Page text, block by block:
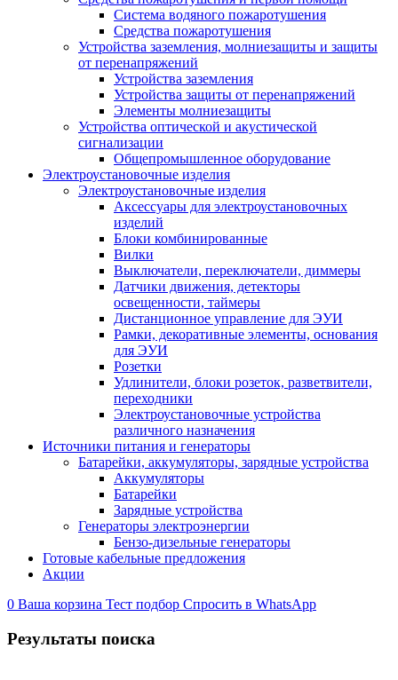
Система водяного пожаротушения
Средства пожаротушения
Устройства заземления, молниезащиты и защиты
от перенапряжений
Устройства заземления
Устройства защиты от перенапряжений
Элементы молниезащиты
Устройства оптической и акустической
сигнализации
Общепромышленное оборудование
Электроустановочные изделия
Электроустановочные изделия
Аксессуары для электроустановочных
изделий
Блоки комбинированные
Вилки
Выключатели, переключатели, диммеры
Датчики движения, детекторы
освещенности, таймеры
Дистанционное управление для ЭУИ
Рамки, декоративные элементы, основания
для ЭУИ
Розетки
Удлинители, блоки розеток, разветвители,
переходники
Электроустановочные устройства
различного назначения
Источники питания и генераторы
Батарейки, аккумуляторы, зарядные устройства
Аккумуляторы
Батарейки
Зарядные устройства
Генераторы электроэнергии
Бензо-дизельные генераторы
Готовые кабельные предложения
Акции
0 Ваша корзина Тест подбор Спросить в WhatsApp
Результаты поиска